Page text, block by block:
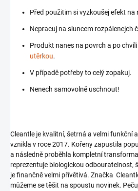
Před použitim si vyzkoušej efekt na
Nepracuj na sluncem rozpálenejch
Produkt nanes na povrch a po
utěrkou.
V případě potřeby to celý zopakuj.
Nenech samovolně uschnout!
Cleantle je kvalitní, šetrná a velmi funkční
vznikla v roce 2017. Kořeny zapustila
a následně proběhla kompletní
reprezentuje biologickou odbouratelnost,
je finančně velmi přívětivá. Značka
můžeme se těšit na spoustu novinek.